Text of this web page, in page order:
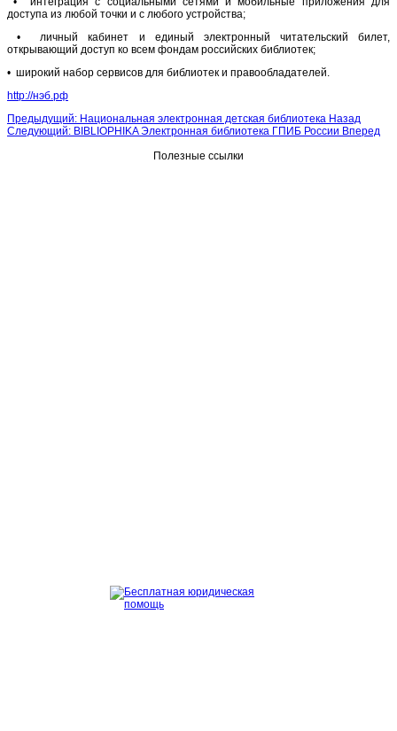
доступа из любой точки и с любого устройства;
• личный кабинет и единый электронный читательский билет,
открывающий доступ ко всем фондам российских библиотек;
• широкий набор сервисов для библиотек и правообладателей.
http://нэб.рф
Предыдущий: Национальная электронная детская библиотека Назад
Следующий: BIBLIOPHIKA Электронная библиотека ГПИБ России Вперед
Полезные ссылки